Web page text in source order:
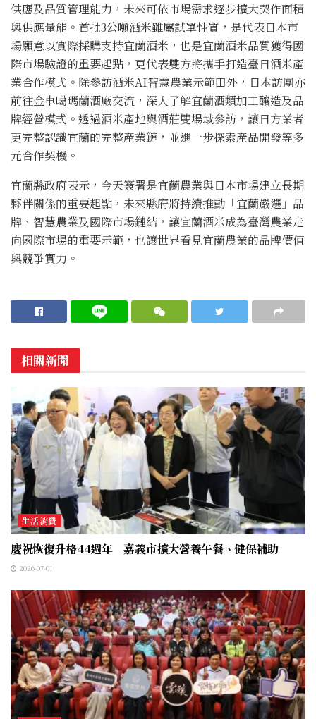
供應及品質管理能力，未來可依市場需求逐步擴大契作面積
與供應量能。首批3公噸酒米雖屬試單性質，是代表日本市
場願意以實際採購支持宜蘭酒米，也是宜蘭酒米品質獲得國
際市場驗證的重要起點，更代表雙方將攜手打造臺日酒米產
業合作模式。除參訪酒米AI智慧農業示範田外，日本訪團亦
前往金車噶瑪蘭酒廠交流，深入了解宜蘭酒類加工釀造及品
牌經營模式。透過酒米產地與酒莊雙場域參訪，讓日方業者
更完整認識宜蘭的完整產業鏈，並進一步探索產品開發等多
元合作契機。
宜蘭縣政府表示，今天簽署是宜蘭農業與日本市場建立長期
夥伴關係的重要起點，未來縣府將持續推動「宜蘭嚴選」品
牌、智慧農業及國際市場鏈結，讓宜蘭酒米成為臺灣農業走
向國際市場的重要示範，也讓世界看見宜蘭農業的品牌價值
與競爭實力。
相關新聞
生活消費
慶祝恢復升格44週年 嘉義市擴大營養午餐、健保補助
2026-07-01